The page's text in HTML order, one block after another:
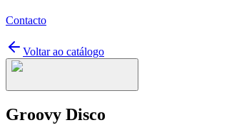
Contacto
Voltar ao catálogo
Groovy Disco